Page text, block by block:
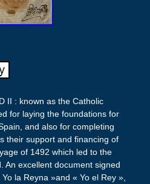
II : known as the Catholic
for laying the foundations for
and also for completing
their support and financing of
of 1492 which led to the
An excellent document signed
la Reyna »and « Yo el Rey »,